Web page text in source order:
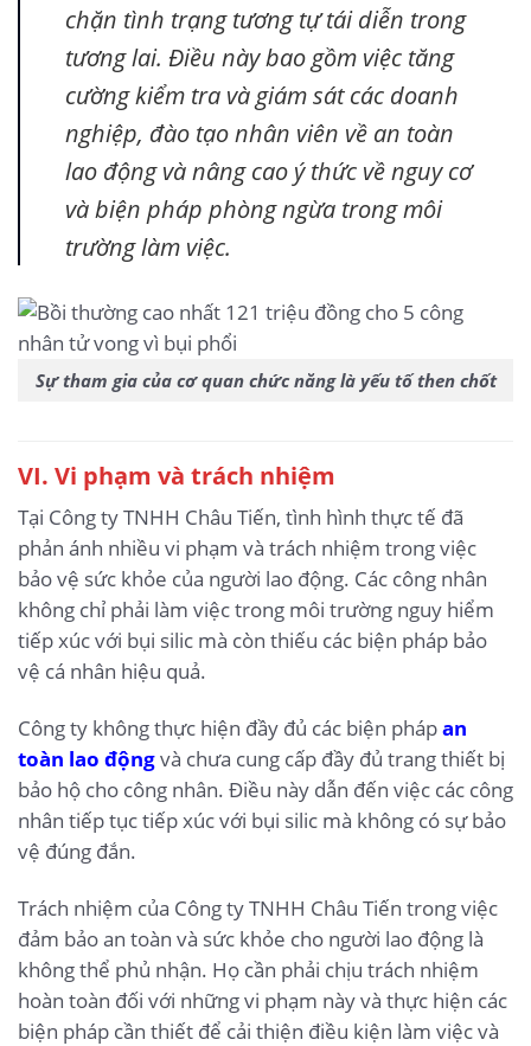
chặn tình trạng tương tự tái diễn trong
tương lai. Điều này bao gồm việc tăng
cường kiểm tra và giám sát các doanh
nghiệp, đào tạo nhân viên về an toàn
lao động và nâng cao ý thức về nguy cơ
và biện pháp phòng ngừa trong môi
trường làm việc.
Sự tham gia của cơ quan chức năng là yếu tố then chốt
VI. Vi phạm và trách nhiệm
Tại Công ty TNHH Châu Tiến, tình hình thực tế đã
phản ánh nhiều vi phạm và trách nhiệm trong việc
bảo vệ sức khỏe của người lao động. Các công nhân
không chỉ phải làm việc trong môi trường nguy hiểm
tiếp xúc với bụi silic mà còn thiếu các biện pháp bảo
vệ cá nhân hiệu quả.
Công ty không thực hiện đầy đủ các biện phápan
toàn lao độngvà chưa cung cấp đầy đủ trang thiết bị
bảo hộ cho công nhân. Điều này dẫn đến việc các công
nhân tiếp tục tiếp xúc với bụi silic mà không có sự bảo
vệ đúng đắn.
Trách nhiệm của Công ty TNHH Châu Tiến trong việc
đảm bảo an toàn và sức khỏe cho người lao động là
không thể phủ nhận. Họ cần phải chịu trách nhiệm
hoàn toàn đối với những vi phạm này và thực hiện các
biện pháp cần thiết để cải thiện điều kiện làm việc và